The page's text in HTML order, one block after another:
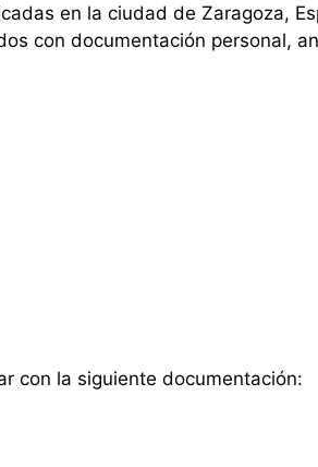
en la ciudad de Zaragoza,
con documentación personal,
con la siguiente documentación: